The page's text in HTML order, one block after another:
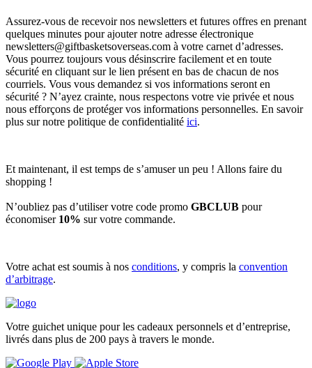
Assurez-vous de recevoir nos newsletters et futures offres en prenant
quelques minutes pour ajouter notre adresse électronique
newsletters@giftbasketsoverseas.com à votre carnet d’adresses.
Vous pourrez toujours vous désinscrire facilement et en toute
sécurité en cliquant sur le lien présent en bas de chacun de nos
courriels. Vous vous demandez si vos informations seront en
sécurité ? N’ayez crainte, nous respectons votre vie privée et nous
nous efforçons de protéger vos informations personnelles. En savoir
plus sur notre politique de confidentialité ici.
Et maintenant, il est temps de s’amuser un peu ! Allons faire du
shopping !
N’oubliez pas d’utiliser votre code promo GBCLUB pour
économiser 10% sur votre commande.
Votre achat est soumis à nos conditions, y compris la convention
d’arbitrage.
Votre guichet unique pour les cadeaux personnels et d’entreprise,
livrés dans plus de 200 pays à travers le monde.